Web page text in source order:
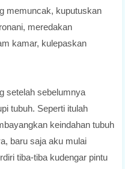
memuncak, kuputuskan
meredakan
kamar, kulepaskan
setelah sebelumnya
tubuh. Seperti itulah
keindahan tubuh
baru saja aku mulai
tiba-tiba kudengar pintu